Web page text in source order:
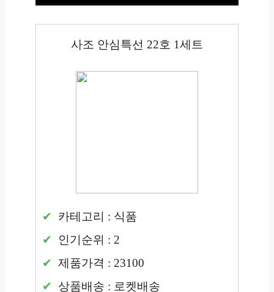
사조 안심특선 22호 1세트
카테고리 : 식품
인기순위 : 2
제품가격 : 23100
상품배송 : 로켓배송